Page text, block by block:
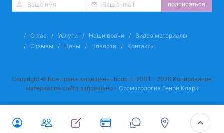
подписаться
О нас Услуги Наши врачи
Видео материалы
Отзывы
Цены Новости Контакты
Copyright © Все права защищены. hcdc.ru 2001 - 2026 Копирование
материалов сайта запрещено - Стоматология Генри Кларк